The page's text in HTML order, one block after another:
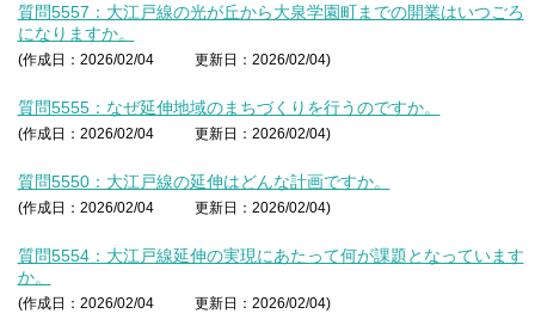
質問5557：大江戸線の光が丘から大泉学園町までの開業はいつごろ
になりますか。
(作成日：2026/02/04 更新日：2026/02/04)
質問5555：なぜ延伸地域のまちづくりを行うのですか。
(作成日：2026/02/04 更新日：2026/02/04)
質問5550：大江戸線の延伸はどんな計画ですか。
(作成日：2026/02/04 更新日：2026/02/04)
質問5554：大江戸線延伸の実現にあたって何が課題となっています
か。
(作成日：2026/02/04 更新日：2026/02/04)